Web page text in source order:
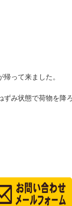
って来ました。
ずみ状態で荷物を降